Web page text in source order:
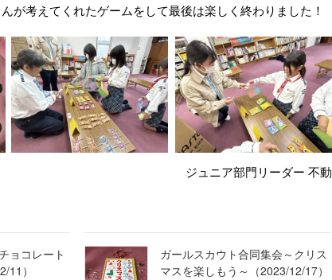
が考えてくれたゲームをして最後は楽しく終わりました！
ジュニア部門リーダー 不動
ョコレート
11）
ガールスカウト合同集会～クリス
マスを楽しもう～（2023/12/17）